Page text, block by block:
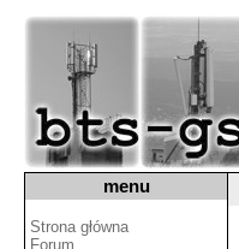
menu
Strona główna
Forum